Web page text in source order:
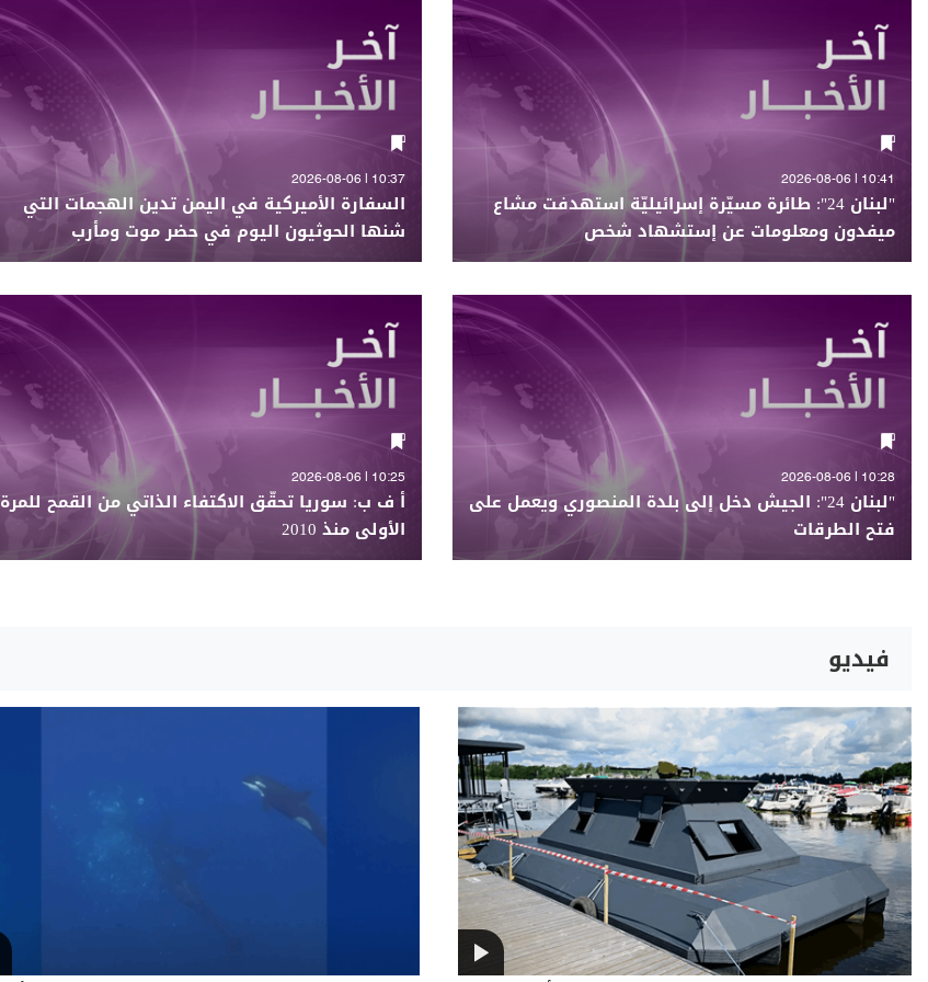
10:41 | 2026-08-06
"لبنان 24": طائرة مسيّرة إسرائيليّة استهدفت مشاع
ميفدون ومعلومات عن إستشهاد شخص
10:37 | 2026-08-06
السفارة الأميركية في اليمن تدين الهجمات التي
شنها الحوثيون اليوم في حضر موت ومأرب
10:28 | 2026-08-06
"لبنان 24": الجيش دخل إلى بلدة المنصوري ويعمل على
فتح الطرقات
10:25 | 2026-08-06
أ ف ب: سوريا تحقّق الاكتفاء الذاتي من القمح للمرة
الأولى منذ 2010
فيديو